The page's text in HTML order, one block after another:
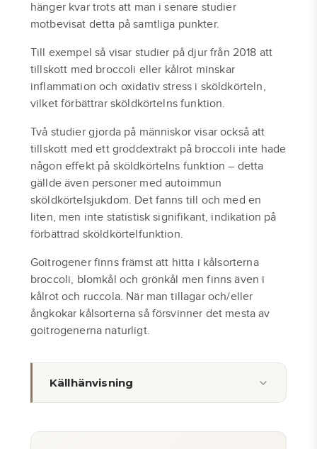
hänger kvar trots att man i senare studier
motbevisat detta på samtliga punkter.
Till exempel så visar studier på djur från 2018 att
tillskott med broccoli eller kålrot minskar
inflammation och oxidativ stress i sköldkörteln,
vilket förbättrar sköldkörtelns funktion.
Två studier gjorda på människor visar också att
tillskott med ett groddextrakt på broccoli inte hade
någon effekt på sköldkörtelns funktion – detta
gällde även personer med autoimmun
sköldkörtelsjukdom. Det fanns till och med en
liten, men inte statistisk signifikant, indikation på
förbättrad sköldkörtelfunktion.
Goitrogener finns främst att hitta i kålsorterna
broccoli, blomkål och grönkål men finns även i
kålrot och ruccola. När man tillagar och/eller
ångkokar kålsorterna så försvinner det mesta av
goitrogenerna naturligt.
Källhänvisning